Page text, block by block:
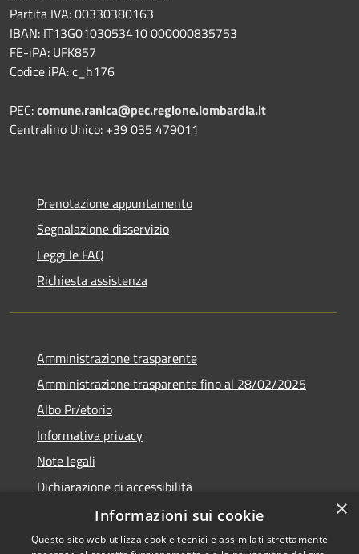
Partita IVA: 00330380163
IBAN: IT13G0103053410 000000835753
FE-iPA: UFK857
Codice iPA: c_h176
PEC:comune.ranica@pec.regione.lombardia.it
Centralino Unico: +39 035 479011
Prenotazione appuntamento
Segnalazione disservizio
Leggi le FAQ
Richiesta assistenza
Amministrazione trasparente
Amministrazione trasparente fino al 28/02/2025
Albo Pr/etorio
Informativa privacy
Note legali
Dichiarazione di accessibilità
Obiettivi di accessibilità
×
Informazioni sui cookie
Questo sito web utilizza cookie tecnici e assimilati strettamente